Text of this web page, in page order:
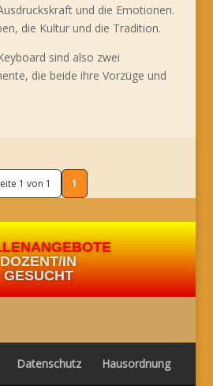
und die Emotionen.
die Kultur und die Tradition.
sind also zwei
die beide ihre Vorzüge und
1 von 1 1
DOZENT/IN
GESUCHT
Datenschutz Hausordnung